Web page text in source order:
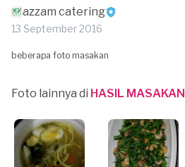
azzam catering
13 September 2016
beberapa foto masakan
Foto lainnya di HASIL MASAKAN